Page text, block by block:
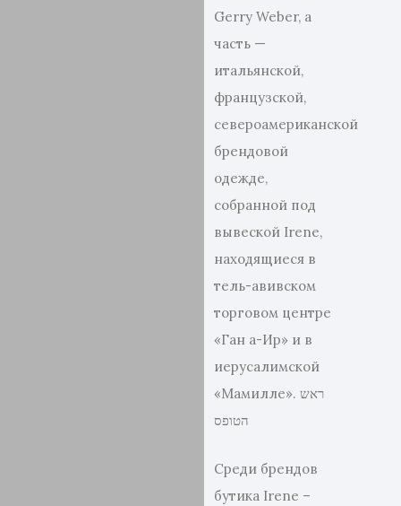
Gerry Weber, а
часть —
итальянской,
французской,
североамериканской
брендовой
одежде,
собранной под
вывеской Irene,
находящиеся в
тель-авивском
торговом центре
«Ган а-Ир» и в
иерусалимской
«Мамилле». ראש
הטופס
Среди брендов
бутика Irene –